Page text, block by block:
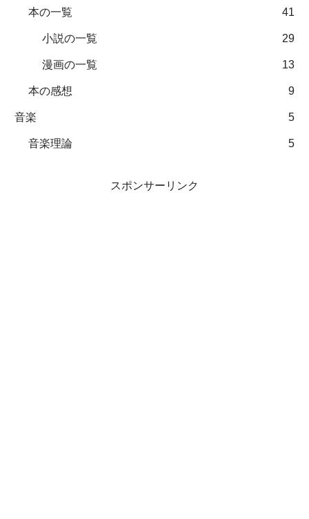
本の一覧 41
小説の一覧 29
漫画の一覧 13
本の感想 9
音楽 5
音楽理論 5
スポンサーリンク